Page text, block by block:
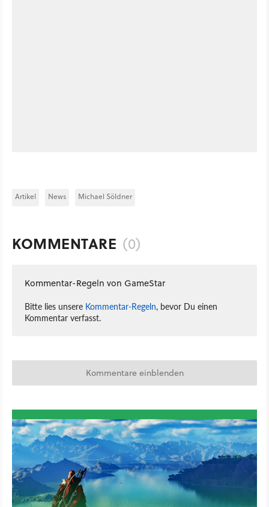
Artikel News Michael Söldner
KOMMENTARE (0)
Kommentar-Regeln von GameStar
Bitte lies unsere Kommentar-Regeln, bevor Du einen
Kommentar verfasst.
Kommentare einblenden